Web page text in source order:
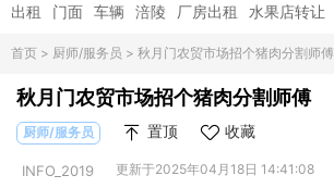
出租 门面 车辆 涪陵 厂房出租 水果店转让
首页 > 厨师/服务员 > 秋月门农贸市场招个猪肉分割师傅
秋月门农贸市场招个猪肉分割师傅
厨师/服务员 置顶 收藏
INFO_2019 更新于2025年04月18日 14:41:08